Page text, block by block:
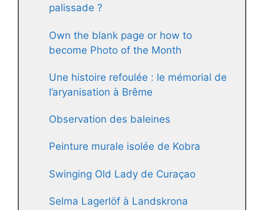
palissade ?
Own the blank page or how to
become Photo of the Month
Une histoire refoulée : le mémorial de
l’aryanisation à Brême
Observation des baleines
Peinture murale isolée de Kobra
Swinging Old Lady de Curaçao
Selma Lagerlöf à Landskrona